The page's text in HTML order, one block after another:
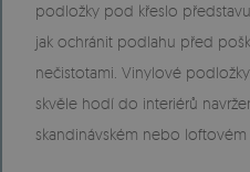
podložky pod křeslo
jak ochránit podlahu před
nečistotami. Vinylové
skvěle hodí do interiérů
skandinávském nebo loftovém